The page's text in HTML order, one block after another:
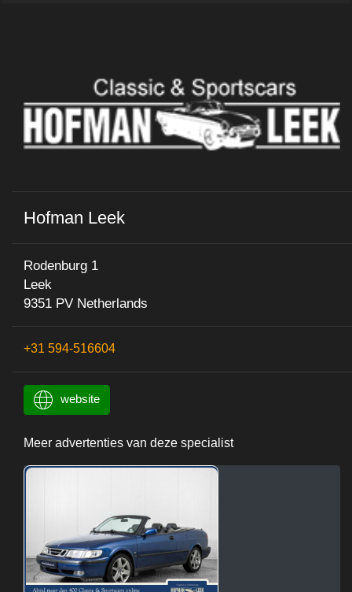
Hofman Leek
Rodenburg 1
Leek
9351 PV Netherlands
+31 594-516604
website
Meer advertenties van deze specialist